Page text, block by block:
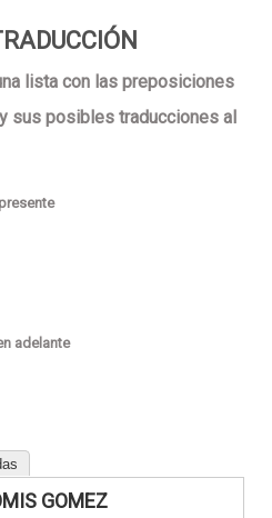
lista con las preposiciones
sus posibles traducciones al
adelante
GOMEZ